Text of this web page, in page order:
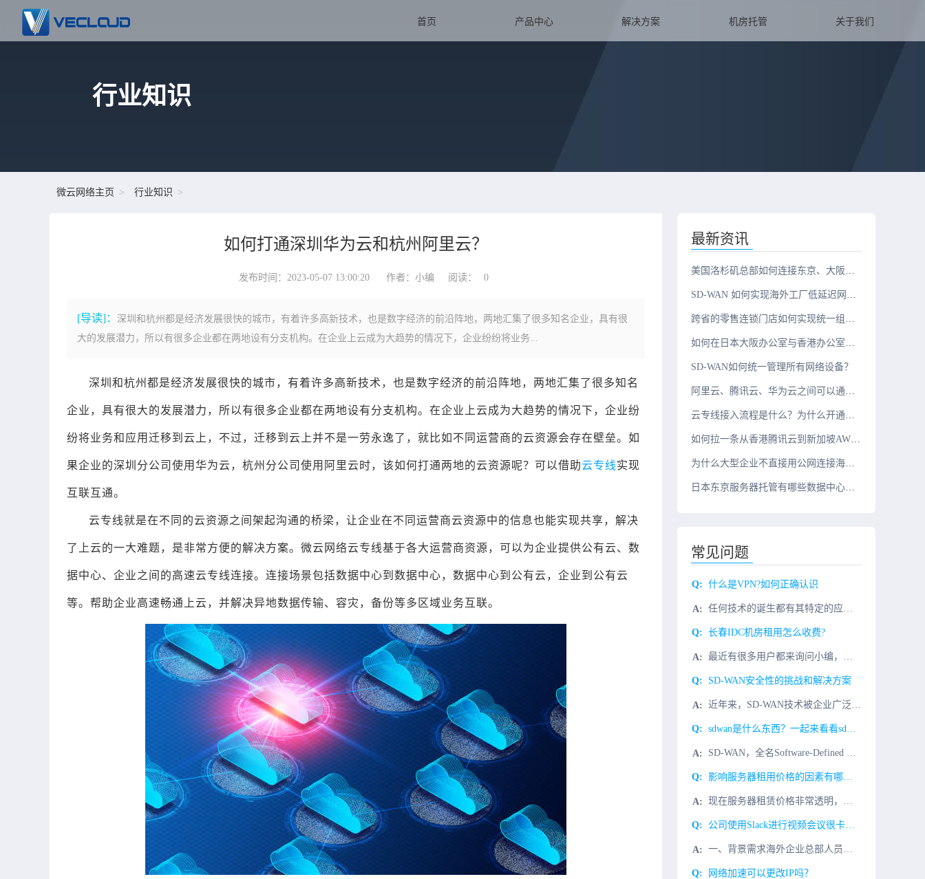
首页 产品中心 解决方案 机房托管 关于我们
行业知识
微云网络主页 行业知识
如何打通深圳华为云和杭州阿里云？
发布时间：2023-05-07 13:00:20 作者：小编 阅读： 0
[导读]：
深圳和杭州都是经济发展很快的城市，有着许多高新技术，也是数字经济的前沿阵地，两地汇集了很多知名企业，具有很
大的发展潜力，所以有很多企业都在两地设有分支机构。在企业上云成为大趋势的情况下，企业纷纷将业务...
深圳和杭州都是经济发展很快的城市，有着许多高新技术，也是数字经济的前沿阵地，两地汇集了很多知名
企业，具有很大的发展潜力，所以有很多企业都在两地设有分支机构。在企业上云成为大趋势的情况下，企业纷
纷将业务和应用迁移到云上，不过，迁移到云上并不是一劳永逸了，就比如不同运营商的云资源会存在壁垒。如
果企业的深圳分公司使用华为云，杭州分公司使用阿里云时，该如何打通两地的云资源呢？可以借助云专线实现
互联互通。
云专线就是在不同的云资源之间架起沟通的桥梁，让企业在不同运营商云资源中的信息也能实现共享，解决
了上云的一大难题，是非常方便的解决方案。微云网络云专线基于各大运营商资源，可以为企业提供公有云、数
据中心、企业之间的高速云专线连接。连接场景包括数据中心到数据中心，数据中心到公有云，企业到公有云
等。帮助企业高速畅通上云，并解决异地数据传输、容灾，备份等多区域业务互联。
最新资讯
美国洛杉矶总部如何连接东京、大阪、新加坡三地办公室？
SD-WAN 如何实现海外工厂低延迟网络？
跨省的零售连锁门店如何实现统一组网？
如何在日本大阪办公室与香港办公室之间搭建组网？
SD-WAN如何统一管理所有网络设备？
阿里云、腾讯云、华为云之间可以通过云专线互联吗？
云专线接入流程是什么？为什么开通周期需要几周？
如何拉一条从香港腾讯云到新加坡AWS的10G云专线？
为什么大型企业不直接用公网连接海外办公室？
日本东京服务器托管有哪些数据中心推荐？
常见问题
什么是VPN?如何正确认识
任何技术的诞生都有其特定的应用需求背景，即是由需求驱动产生的。在计算机网络发展初期，各企业的局域网基本上都处于同一地点，无分机构网络，也就无需进行远程连接。但随着经济的发
长春IDC机房租用怎么收费?
最近有很多用户都来询问小编，机柜租用是什么，它和服务器租用是一样的吗？对于这个问题小编已经回答很多次，之前也做过这方面的介绍。针对这么多用户又来问起这个关于机柜租用方面的信息，那么今天就来为亲爱的朋友
SD-WAN安全性的挑战和解决方案
近年来，SD-WAN技术被企业广泛使用。SD-WAN继承了SDN控制与转发分离、集中控制的理念，将物理分布网络抽象为统一管理的逻辑网络，实现了总部与分支机构、数据中心与云平台之间的快速网络。SD-WA
sdwan是什么东西？一起来看看sdwan通俗解释
SD-WAN，全名Software-Defined WAN，软件定义广域网。sdwan是什么东西？我们可以把它拆分成两部分来解释。WAN，就是Wide Area Network，广域网。WAN是广域网
影响服务器租用价格的因素有哪些？
现在服务器租赁价格非常透明，但由于第一次接触，许多企业可能对服务器租赁市场和服务器租赁价格了解不多。今天我们来介绍一下影响公司服务器租赁价格的因素有哪些？一、机房机房有很多选择，如电信机房、移动机房、
公司使用Slack进行视频会议很卡很慢怎么解决？
一、背景需求海外企业总部人员外出需要和分支移动办公Slack视频会议协同办公视频会议，国内同事Slack视频会议打开很慢，经常视频会议发送失败，希望用Slack视频会议统一办公通信视频。二、Slack
网络加速可以更改IP吗？